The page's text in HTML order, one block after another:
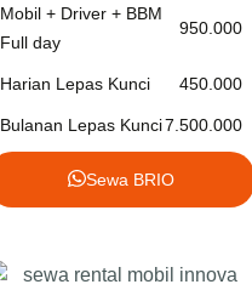
Mobil + Driver + BBM
Full day
950.000
Harian Lepas Kunci 450.000
Bulanan Lepas Kunci7.500.000
Sewa BRIO